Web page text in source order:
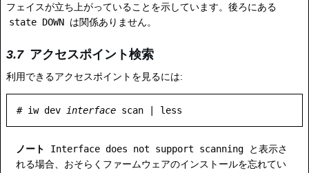
フェイスが立ち上がっていることを示しています。後ろにある
state DOWN は関係ありません。
アクセスポイント検索
利用できるアクセスポイントを見るには:
# iw dev interface
ノート Interface does not support scanning
と表示さ
れる場合、おそらくファームウェアのインストールを忘れてい